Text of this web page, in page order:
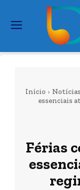
Início Notícias
essenciais
Férias